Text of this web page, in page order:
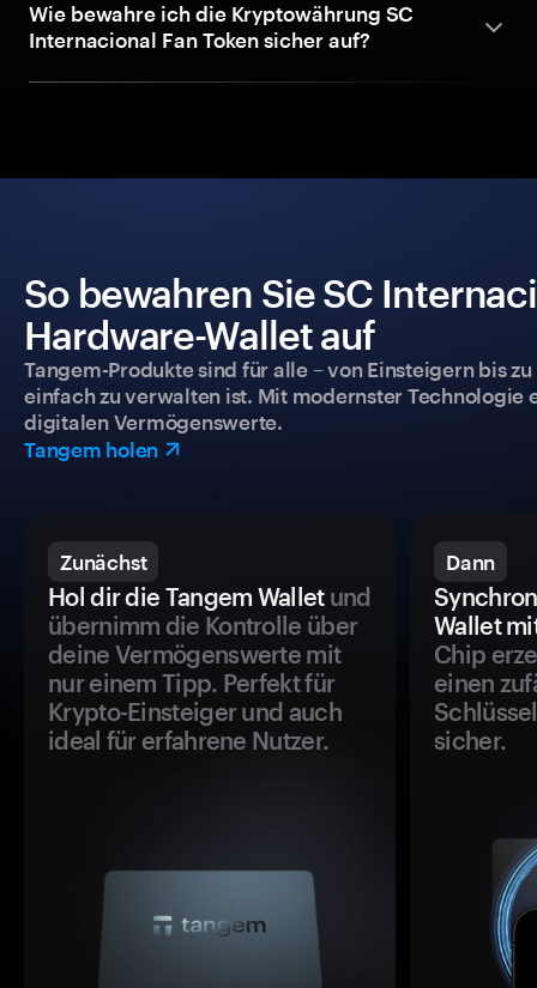
Wie bewahre ich die Kryptowährung SC
Internacional Fan Token sicher auf?
So bewahren Sie SC
Hardware-Wallet auf
Tangem-Produkte sind für alle – von Einsteigern bis
einfach zu verwalten ist. Mit modernster
digitalen Vermögenswerte.
Tangem holen
Zunächst
Hol dir die Tangem Walletund
übernimm die Kontrolle über
deine Vermögenswerte mit
nur einem Tipp. Perfekt für
Krypto-Einsteiger und auch
ideal für erfahrene Nutzer.
Dann
Wallet
Chip
einen
sicher.